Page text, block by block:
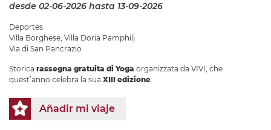
desde 02-06-2026 hasta 13-09-2026
Deportes
Villa Borghese, Villa Doria Pamphilj
Via di San Pancrazio
Storica rassegna gratuita di Yoga organizzata da VIVI, che
quest’anno celebra la sua XIII edizione.
Añadir mi viaje